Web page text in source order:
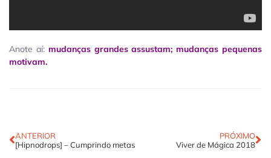
Anote aí: mudanças grandes assustam; mudanças pequenas
motivam.
ANTERIOR
[Hipnodrops] – Cumprindo metas
PRÓXIMO
Viver de Mágica 2018